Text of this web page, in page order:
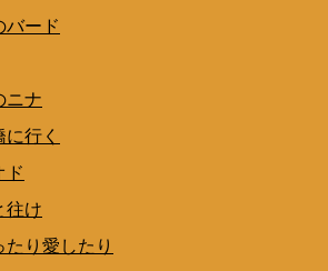
バード
ニナ
行く
ド
往け
り愛したり